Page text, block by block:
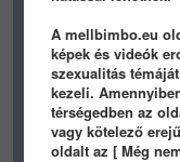
Képek /
A mellbimbo.eu
képek és videók
szexualitás
kezeli.
térségedben az
vagy kötelező
oldalt az [ Még